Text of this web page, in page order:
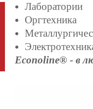
Лаборатории
Оргтехника
Econoline® - в